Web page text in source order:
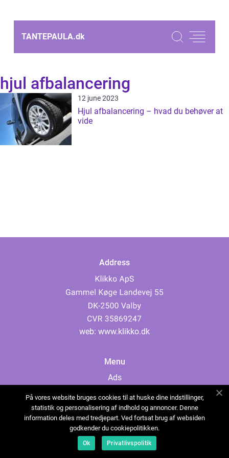
TANTEPAULA.dk
hjul afbalancering
12 june 2023
Hjul afbalancering – hvad du behøver at
vide
Address
web: www.klikko.dk
Menu
Ads
Cookies
Contact
Sitemap
På vores website bruges cookies til at huske dine indstillinger,
statistik og personalisering af indhold og annoncer. Denne
information deles med tredjepart. Ved fortsat brug af websiden
godkender du cookiepolitikken.
Ok Privatlivspolitik